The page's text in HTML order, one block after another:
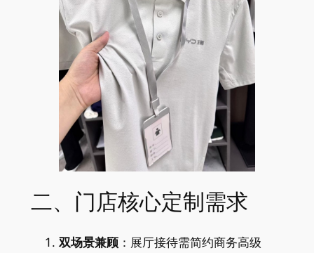
二、门店核心定制需求
双场景兼顾：展厅接待需简约商务高级